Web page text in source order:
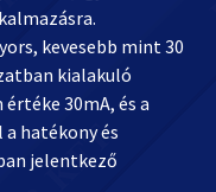
kevesebb mint 30
kialakuló
30mA, és a
hatékony és
jelentkező